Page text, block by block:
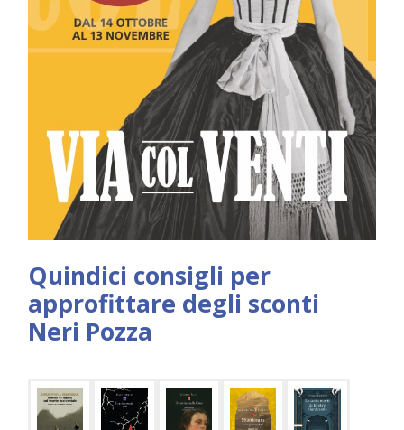
Quindici consigli per
approfittare degli sconti
Neri Pozza